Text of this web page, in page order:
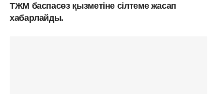
ТЖМ баспасөз қызметіне сілтеме жасап
хабарлайды.